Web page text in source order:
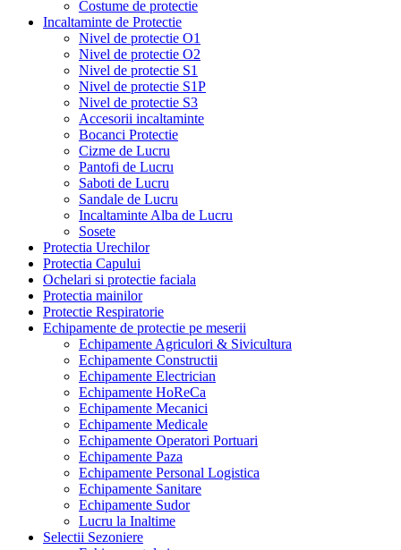
Costume de protectie
Incaltaminte de Protectie
Nivel de protectie O1
Nivel de protectie O2
Nivel de protectie S1
Nivel de protectie S1P
Nivel de protectie S3
Accesorii incaltaminte
Bocanci Protectie
Cizme de Lucru
Pantofi de Lucru
Saboti de Lucru
Sandale de Lucru
Incaltaminte Alba de Lucru
Sosete
Protectia Urechilor
Protectia Capului
Ochelari si protectie faciala
Protectia mainilor
Protectie Respiratorie
Echipamente de protectie pe meserii
Echipamente Agriculori & Sivicultura
Echipamente Constructii
Echipamente Electrician
Echipamente HoReCa
Echipamente Mecanici
Echipamente Medicale
Echipamente Operatori Portuari
Echipamente Paza
Echipamente Personal Logistica
Echipamente Sanitare
Echipamente Sudor
Lucru la Inaltime
Selectii Sezoniere